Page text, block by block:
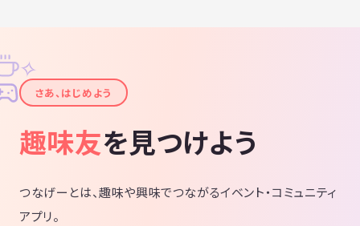
✦
✧
さあ、はじめよう
趣味友を見つけよう
つなげーとは、趣味や興味でつながるイベント・コミュニティ
アプリ。